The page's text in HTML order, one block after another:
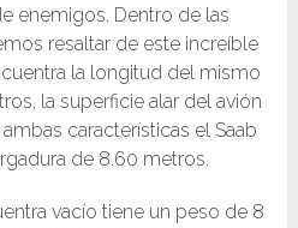
enemigos. Dentro de las
resaltar de este increíble
la longitud del mismo
la superficie alar del avión
características el Saab
de 8.60 metros.
vacío tiene un peso de 8